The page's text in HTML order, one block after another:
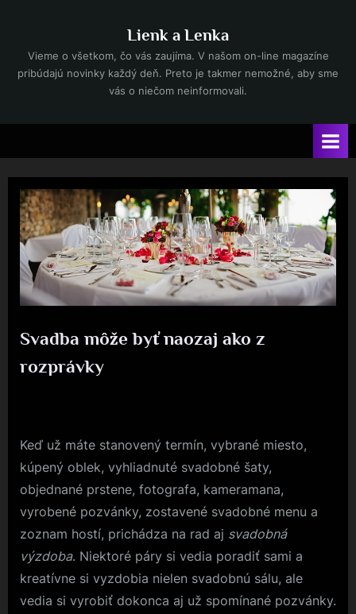
content
Lienk a Lenka
Vieme o všetkom, čo vás zaujíma. V našom on-line magazíne
pribúdajú novinky každý deň. Preto je takmer nemožné, aby sme
vás o niečom neinformovali.
Svadba môže byť naozaj ako z
rozprávky
Keď už máte stanovený termín, vybrané miesto,
kúpený oblek, vyhliadnuté svadobné šaty,
objednané prstene, fotografa, kameramana,
vyrobené pozvánky, zostavené svadobné menu a
zoznam hostí, prichádza na rad aj svadobná
výzdoba. Niektoré páry si vedia poradiť sami a
kreatívne si vyzdobia nielen svadobnú sálu, ale
vedia si vyrobiť dokonca aj už spomínané pozvánky.